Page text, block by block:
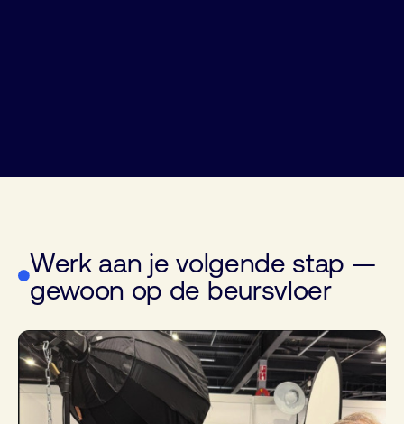
Werk aan je volgende stap —
gewoon op de beursvloer